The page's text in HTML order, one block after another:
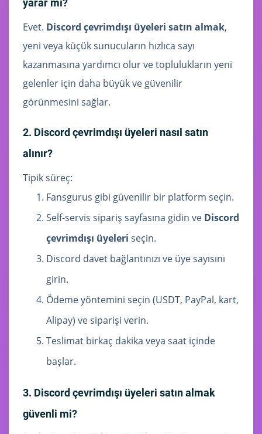
yarar mı?
Evet. Discord çevrimdışı üyeleri satın almak,
yeni veya küçük sunucuların hızlıca sayı
kazanmasına yardımcı olur ve toplulukların yeni
gelenler için daha büyük ve güvenilir
görünmesini sağlar.
2. Discord çevrimdışı üyeleri nasıl satın
alınır?
Tipik süreç:
Fansgurus gibi güvenilir bir platform seçin.
Self-servis sipariş sayfasına gidin ve Discord
çevrimdışı üyeleri seçin.
Discord davet bağlantınızı ve üye sayısını
girin.
Ödeme yöntemini seçin (USDT, PayPal, kart,
Alipay) ve siparişi verin.
Teslimat birkaç dakika veya saat içinde
başlar.
3. Discord çevrimdışı üyeleri satın almak
güvenli mi?